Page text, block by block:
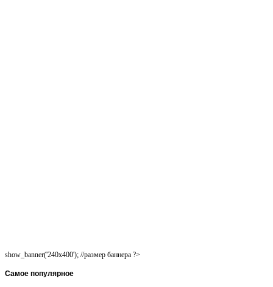
show_banner('240x400'); //размер баннера ?>
Самое популярное